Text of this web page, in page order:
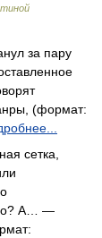
за пару
(формат:
сетка,
А… —